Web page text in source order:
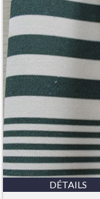
DÉTAILS